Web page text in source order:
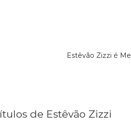
Estêvão Zizzi é
de Estêvão Zizzi